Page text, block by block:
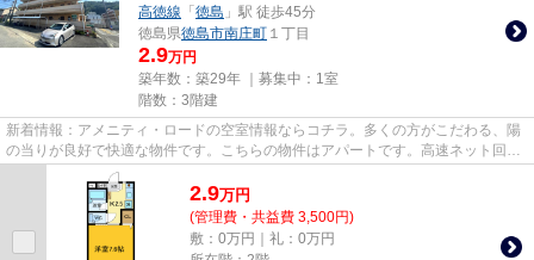
高徳線 「 徳島 」駅 徒歩45分
徳島県徳島市南庄町 １丁目
2.9万円
築年数：築29年 ｜募集中： 1室
階数：3階建
新着情報：アメニティ・ロードの空室情報ならコチラ。多くの方がこだわる、陽
の当りが良好で快適な物件です。こちらの物件はアパートです。高速ネット回線
が繋がっているので通信ラク...
2.9万円
(管理費・共益費 3,500円)
敷：0万円｜礼：0万円